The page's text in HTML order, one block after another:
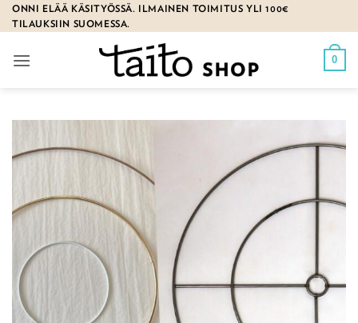
Skip
to
ONNI ELÄÄ KÄSITYÖSSÄ. ILMAINEN TOIMITUS YLI 100€
TILAUKSIIN SUOMESSA.
0